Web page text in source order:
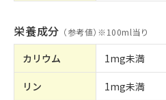
栄養成分 （参考値）※100ml当り
カリウム 1mg未満
リン 1mg未満